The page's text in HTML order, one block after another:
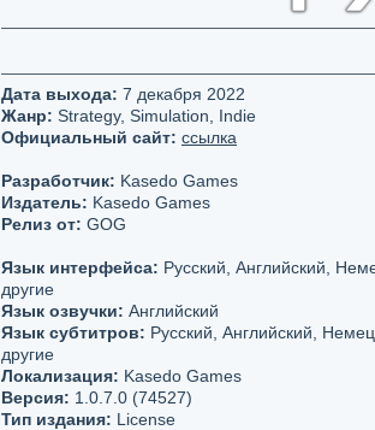
Дата выхода: 7 декабря 2022
Жанр: Strategy, Simulation, Indie
Официальный сайт: ссылка
Разработчик: Kasedo Games
Издатель: Kasedo Games
Релиз от: GOG
Язык интерфейса: Русский, Английский,
другие
Язык озвучки: Английский
Язык субтитров: Русский, Английский,
другие
Локализация: Kasedo Games
Версия: 1.0.7.0 (74527)
Тип издания: License